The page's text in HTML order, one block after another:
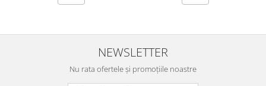
NEWSLETTER
Nu rata ofertele și promoțiile noastre